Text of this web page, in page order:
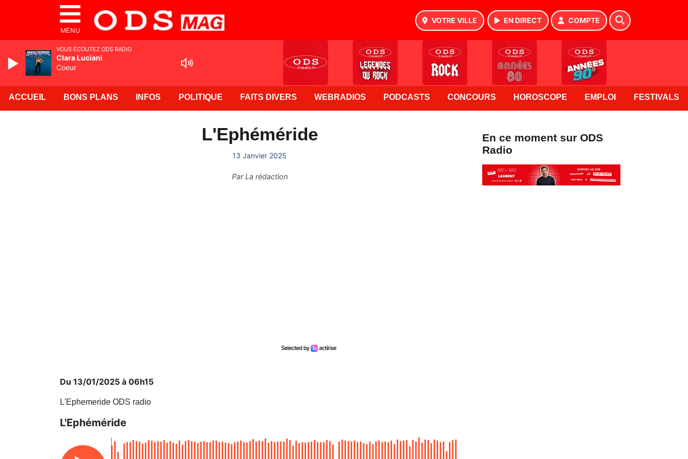
MENU
VOTRE VILLE EN DIRECT COMPTE
ACCUEIL BONS PLANS INFOS POLITIQUE FAITS DIVERS WEBRADIOS PODCASTS CONCOURS HOROSCOPE EMPLOI FESTIVALS
L'Ephéméride
13 Janvier 2025
ParLa rédaction
Du 13/01/2025 à 06h15
L'Ephemeride ODS radio
L'Ephéméride
En ce moment sur ODS
Radio
VOUS ÉCOUTEZ ODS RADIO
Clara Luciani
Coeur